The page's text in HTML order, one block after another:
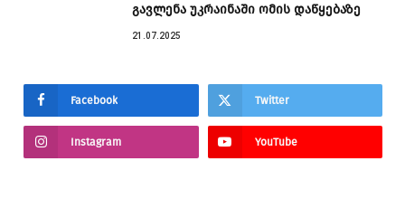
გავლენა უკრაინაში ომის დაწყებაზე
21.07.2025
Facebook Twitter
Instagram YouTube